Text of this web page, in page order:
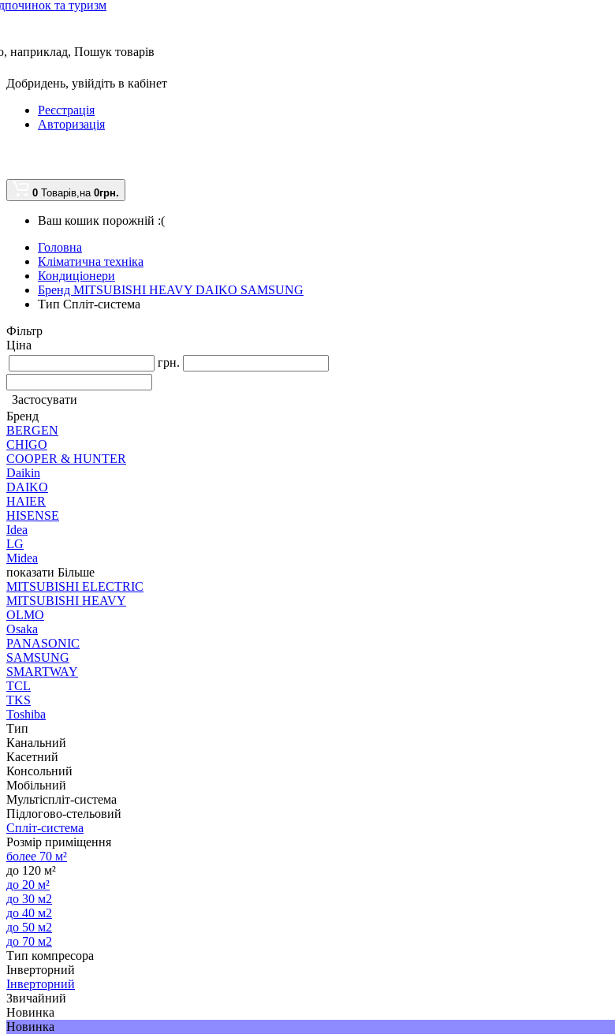
та туризм
наприклад, Пошук товарів
Добридень, увійдіть в кабінет
Реєстрація
Авторизація
0 Товарів,на 0грн.
Ваш кошик порожній :(
Головна
Кліматична техніка
Кондиціонери
Бренд MITSUBISHI HEAVY DAIKO SAMSUNG
Тип Спліт-система
Фільтр
Ціна
грн.
Застосувати
Бренд
BERGEN
CHIGO
COOPER & HUNTER
Daikin
DAIKO
HAIER
HISENSE
Idea
LG
Midea
показати Більше
MITSUBISHI ELECTRIC
MITSUBISHI HEAVY
OLMO
Osaka
PANASONIC
SAMSUNG
SMARTWAY
TCL
TKS
Toshiba
Тип
Канальний
Касетний
Консольний
Мобільний
Мультіспліт-система
Підлогово-стельовий
Спліт-система
Розмір приміщення
более 70 м²
до 120 м²
до 20 м²
до 30 м2
до 40 м2
до 50 м2
до 70 м2
Тип компресора
Інверторний
Інверторний
Звичайний
Новинка
Новинка